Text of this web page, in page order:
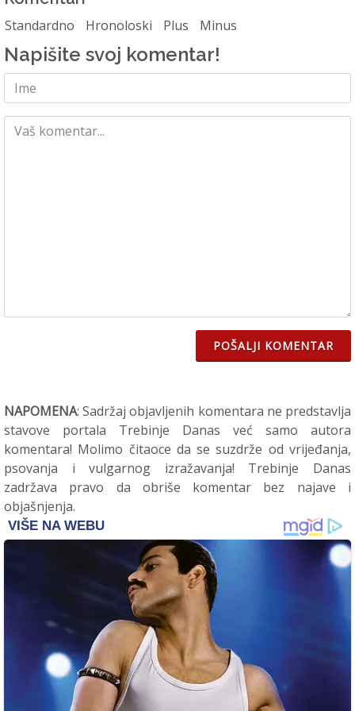
Standardno Hronoloski Plus Minus
Napišite svoj komentar!
POŠALJI KOMENTAR
NAPOMENA: Sadržaj objavljenih komentara ne predstavlja
stavove portala Trebinje Danas već samo autora
komentara! Molimo čitaoce da se suzdrže od vrijeđanja,
psovanja i vulgarnog izražavanja! Trebinje Danas
zadržava pravo da obriše komentar bez najave i
objašnjenja.